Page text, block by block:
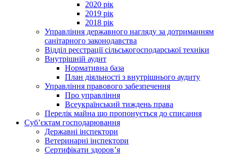
2020 рік
2019 рік
2018 рік
Управління державного нагляду за дотриманням
санітарного законодавства
Відділ реєстрації сільськогосподарської техніки
Внутрішній аудит
Нормативна база
План діяльності з внутрішнього аудиту
Управління правового забезпечення
Про управління
Всеукраїнський тиждень права
Перелік майна що пропонується до списання
Суб’єктам господарювання
Державні інспектори
Ветеринарні інспектори
Сертифікати здоров’я